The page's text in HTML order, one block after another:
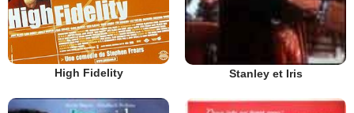
High Fidelity Stanley et Iris